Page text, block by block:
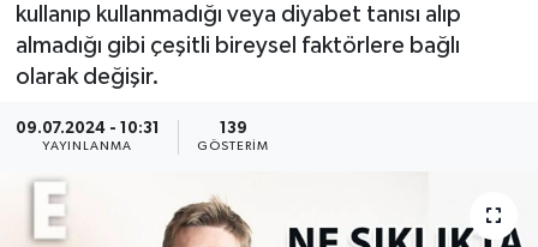
kullanıp kullanmadığı veya diyabet tanısı alıp
almadığı gibi çeşitli bireysel faktörlere bağlı
olarak değişir.
09.07.2024 - 10:31
YAYINLANMA
139
GÖSTERIM
Tüm Manşetler